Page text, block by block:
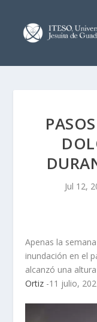
Jul 12,
Apenas la
inundación en el
alcanzó una
Ortiz -11 julio,